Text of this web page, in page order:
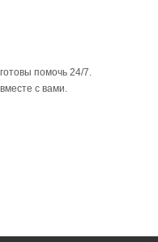
помочь 24/7.
с вами.